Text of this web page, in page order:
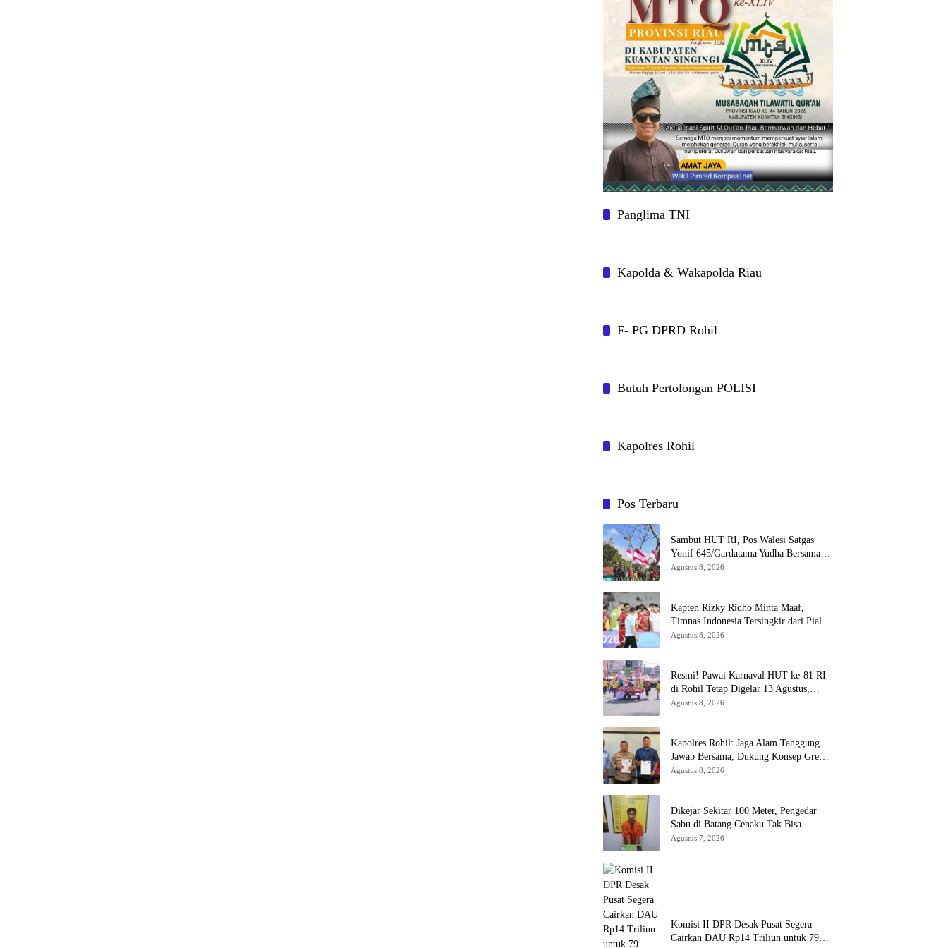
Panglima TNI
Kapolda & Wakapolda Riau
F- PG DPRD Rohil
Butuh Pertolongan POLISI
Kapolres Rohil
Pos Terbaru
Sambut HUT RI, Pos Walesi Satgas
Yonif 645/Gardatama Yudha Bersama
Warga, Kibarkan Merah Putih di Bukit
Agustus 8, 2026
Kapten Rizky Ridho Minta Maaf,
Timnas Indonesia Tersingkir dari Piala
AFF 2026
Agustus 8, 2026
Resmi! Pawai Karnaval HUT ke-81 RI
di Rohil Tetap Digelar 13 Agustus,
Disdikbud Bantah Hoaks Batal
Agustus 8, 2026
Kapolres Rohil: Jaga Alam Tanggung
Jawab Bersama, Dukung Konsep Green
Policing
Agustus 8, 2026
Dikejar Sekitar 100 Meter, Pengedar
Sabu di Batang Cenaku Tak Bisa
Mengelak
Agustus 7, 2026
Komisi II DPR Desak Pusat Segera
Cairkan DAU Rp14 Triliun untuk 79